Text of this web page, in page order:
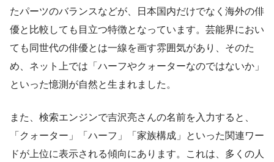
たパーツのバランスなどが、日本国内だけでなく海外の俳
優と比較しても目立つ特徴となっています。芸能界におい
ても同世代の俳優とは一線を画す雰囲気があり、そのた
め、ネット上では「ハーフやクォーターなのではないか」
といった憶測が自然と生まれました。
また、検索エンジンで吉沢亮さんの名前を入力すると、
「クォーター」「ハーフ」「家族構成」といった関連ワー
ドが上位に表示される傾向にあります。これは、多くの人